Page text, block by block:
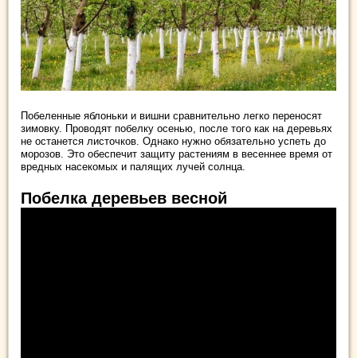
Побеленные яблоньки и вишни сравнительно легко переносят
зимовку. Проводят побелку осенью, после того как на деревьях
не останется листочков. Однако нужно обязательно успеть до
морозов. Это обеспечит защиту растениям в весеннее время от
вредных насекомых и палящих лучей солнца.
Побелка деревьев весной